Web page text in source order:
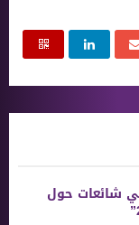
شائعات حول